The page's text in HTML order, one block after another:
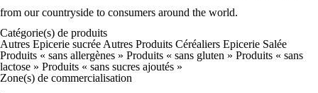
from our countryside to consumers around the world.
Catégorie(s) de produits
Autres Epicerie sucrée Autres Produits Céréaliers Epicerie Salée
Produits « sans allergènes » Produits « sans gluten » Produits « sans
lactose » Produits « sans sucres ajoutés »
Zone(s) de commercialisation